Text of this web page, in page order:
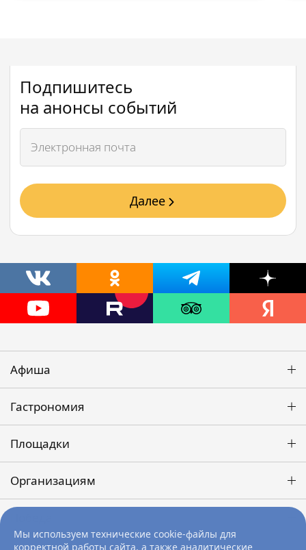
Мы используем технические cookie-файлы для
корректной работы сайта, а также аналитические
Подпишитесь
на анонсы событий
Далее
Афиша
Гастрономия
Площадки
Организациям